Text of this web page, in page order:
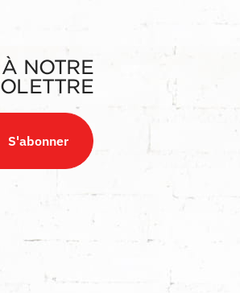
NOTRE
S'abonner